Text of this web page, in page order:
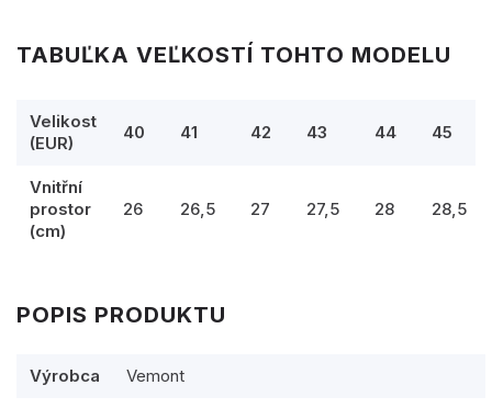
TABUĽKA VEĽKOSTÍ TOHTO MODELU
Velikost
(EUR)
40 41 42 43 44 45
Vnitřní
prostor
(cm)
26 26,5 27 27,5 28 28,5
POPIS PRODUKTU
Výrobca Vemont